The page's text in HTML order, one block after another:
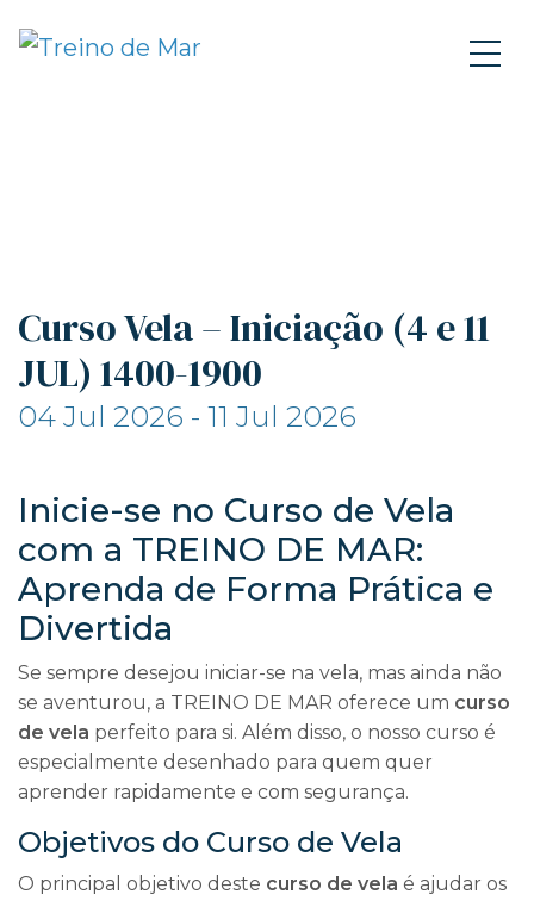
Curso Vela – Iniciação (4 e 11
JUL) 1400-1900
04 Jul 2026 - 11 Jul 2026
Inicie-se no Curso de Vela
com a TREINO DE MAR:
Aprenda de Forma Prática e
Divertida
Se sempre desejou iniciar-se na vela, mas ainda não
se aventurou, a TREINO DE MAR oferece um curso
de vela perfeito para si. Além disso, o nosso curso é
especialmente desenhado para quem quer
aprender rapidamente e com segurança.
Objetivos do Curso de Vela
O principal objetivo deste curso de vela é ajudar os